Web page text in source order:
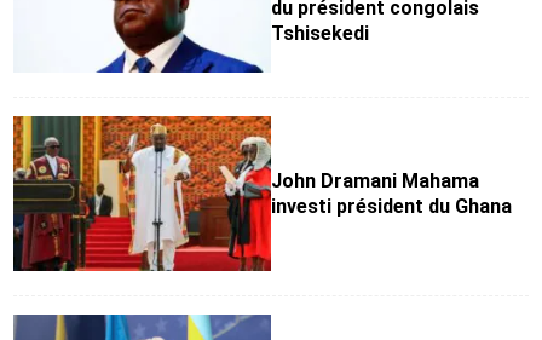
du président congolais
Tshisekedi
John Dramani Mahama
investi président du Ghana